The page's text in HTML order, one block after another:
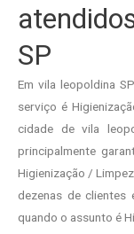
SP
Em vila leopoldina
serviço é
cidade de vila
principalmente
Higienização /
dezenas de clientes
quando o assunto é